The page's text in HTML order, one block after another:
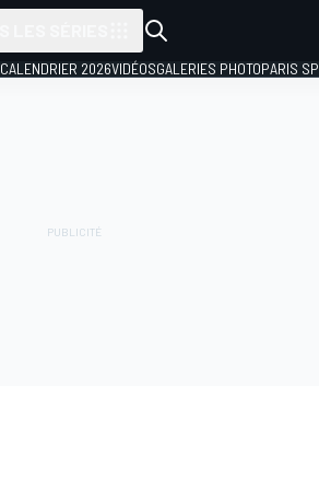
CALENDRIER 2026VIDÉOSGALERIES PHOTOPARIS